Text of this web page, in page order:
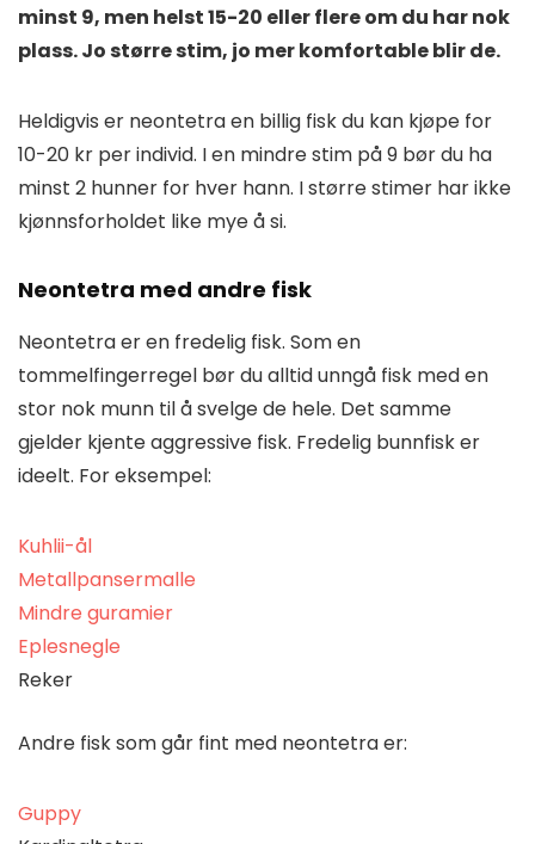
minst 9, men helst 15-20 eller flere om du har nok
plass. Jo større stim, jo mer komfortable blir de.
Heldigvis er neontetra en billig fisk du kan kjøpe for
10-20 kr per individ. I en mindre stim på 9 bør du ha
minst 2 hunner for hver hann. I større stimer har ikke
kjønnsforholdet like mye å si.
Neontetra med andre fisk
Neontetra er en fredelig fisk. Som en
tommelfingerregel bør du alltid unngå fisk med en
stor nok munn til å svelge de hele. Det samme
gjelder kjente aggressive fisk. Fredelig bunnfisk er
ideelt. For eksempel:
Kuhlii-ål
Metallpansermalle
Mindre guramier
Eplesnegle
Reker
Andre fisk som går fint med neontetra er:
Guppy